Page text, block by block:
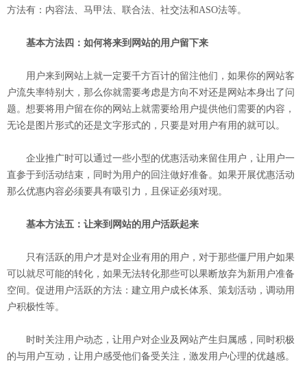
方法有：内容法、马甲法、联合法、社交法和ASO法等。
基本方法四：如何将来到网站的用户留下来
用户来到网站上就一定要千方百计的留注他们，如果你的网站客
户流失率特别大，那么你就需要考虑是方向不对还是网站本身出了问
题。想要将用户留在你的网站上就需要给用户提供他们需要的内容，
无论是图片形式的还是文字形式的，只要是对用户有用的就可以。
企业推广时可以通过一些小型的优惠活动来留住用户，让用户一
直参于到活动结束，同时为用户的回注做好准备。如果开展优惠活动
那么优惠内容必须要具有吸引力，且保证必须对现。
基本方法五：让来到网站的用户活跃起来
只有活跃的用户才是对企业有用的用户，对于那些僵尸用户如果
可以就尽可能的转化，如果无法转化那些可以果断放弃为新用户准备
空间。促进用户活跃的方法：建立用户成长体系、策划活动，调动用
户积极性等。
时时关注用户动态，让用户对企业及网站产生归属感，同时积极
的与用户互动，让用户感受他们备受关注，激发用户心理的优越感。